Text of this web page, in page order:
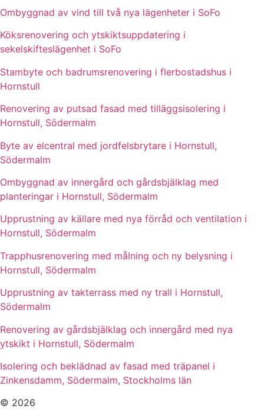
Ombyggnad av vind till två nya lägenheter i SoFo
Köksrenovering och ytskiktsuppdatering i
sekelskifteslägenhet i SoFo
Stambyte och badrumsrenovering i flerbostadshus i
Hornstull
Renovering av putsad fasad med tilläggsisolering i
Hornstull, Södermalm
Byte av elcentral med jordfelsbrytare i Hornstull,
Södermalm
Ombyggnad av innergård och gårdsbjälklag med
planteringar i Hornstull, Södermalm
Upprustning av källare med nya förråd och ventilation i
Hornstull, Södermalm
Trapphusrenovering med målning och ny belysning i
Hornstull, Södermalm
Upprustning av takterrass med ny trall i Hornstull,
Södermalm
Renovering av gårdsbjälklag och innergård med nya
ytskikt i Hornstull, Södermalm
Isolering och beklädnad av fasad med träpanel i
Zinkensdamm, Södermalm, Stockholms län
© 2026